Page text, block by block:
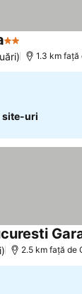
2 Stele
1.3 km faţă
site-uri
2.5 km faţă de